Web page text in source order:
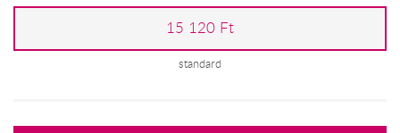
15 120 Ft
standard